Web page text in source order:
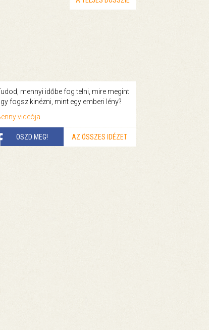
mennyi időbe fog telni, mire megint
fogsz kinézni, mint egy emberi lény?
videója
OSZD MEG! AZ ÖSSZES IDÉZET